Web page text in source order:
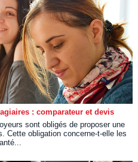
: comparateur et devis
sont obligés de proposer une
Cette obligation concerne-t-elle les